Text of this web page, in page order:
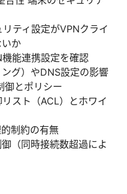
ティ設定がVPNクライ
か
能連携設定を確認
グ）やDNS設定の影響
御とポリシー
スト（ACL）とホワイ
制約の有無
（同時接続数超過によ